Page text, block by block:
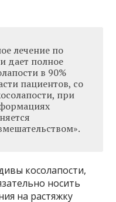
лечение по
дает полное
в 90%
пациентов, со
при
косолапости,
носить
на растяжку